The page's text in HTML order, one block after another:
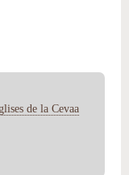
de la Cevaa